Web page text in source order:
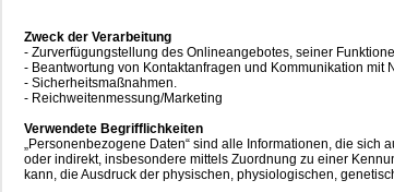
Zweck der Verarbeitung
- Zurverfügungstellung des Onlineangebotes, seiner
- Beantwortung von Kontaktanfragen und Kommunikation mit
- Sicherheitsmaßnahmen.
- Reichweitenmessung/Marketing
Verwendete Begrifflichkeiten
„Personenbezogene Daten“ sind alle Informationen, die
oder indirekt, insbesondere mittels Zuordnung zu einer
kann, die Ausdruck der physischen, physiologischen,